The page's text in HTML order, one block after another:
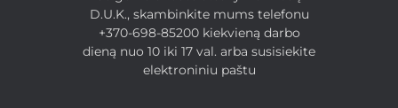
D.U.K., skambinkite mums telefonu
+370-698-85200 kiekvieną darbo
dieną nuo 10 iki 17 val. arba susisiekite
elektroniniu paštu